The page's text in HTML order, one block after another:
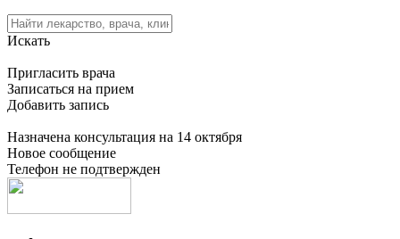
Искать
Пригласить врача
Записаться на прием
Добавить запись
Назначена консультация на 14 октября
Новое сообщение
Телефон не подтвержден